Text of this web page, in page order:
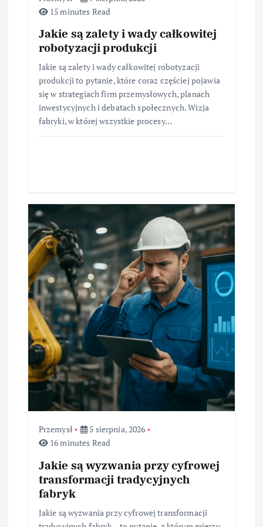
15 minutes Read
Jakie są zalety i wady całkowitej
robotyzacji produkcji
Jakie są zalety i wady całkowitej robotyzacji
produkcji to pytanie, które coraz częściej pojawia
się w strategiach firm przemysłowych, planach
inwestycyjnych i debatach społecznych. Wizja
fabryki, w której wszystkie procesy…
Przemysł
5 sierpnia, 2026
16 minutes Read
Jakie są wyzwania przy cyfrowej
transformacji tradycyjnych
fabryk
Jakie są wyzwania przy cyfrowej transformacji